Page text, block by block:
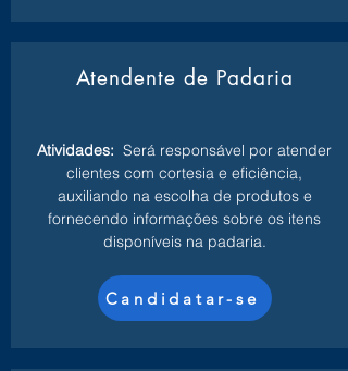
Atendente de Padaria
Atividades: Será responsável por atender
clientes com cortesia e eficiência,
auxiliando na escolha de produtos e
fornecendo informações sobre os itens
disponíveis na padaria.
Candidatar-se